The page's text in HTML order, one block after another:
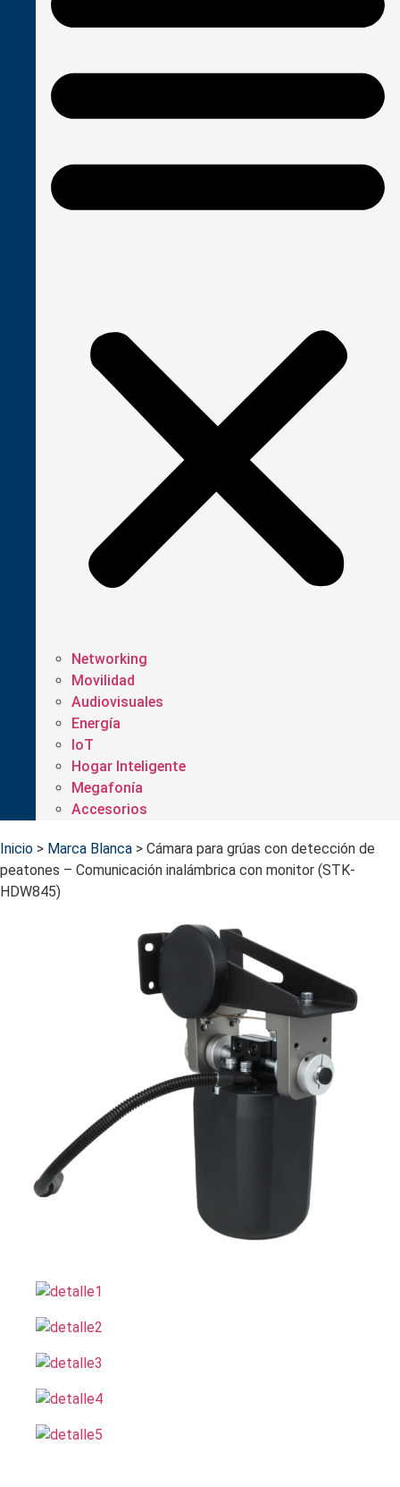
Networking
Movilidad
Audiovisuales
Energía
IoT
Hogar Inteligente
Megafonía
Accesorios
Inicio > Marca Blanca > Cámara para grúas con detección de
peatones – Comunicación inalámbrica con monitor (STK-
HDW845)